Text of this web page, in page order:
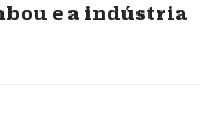
e a indústria